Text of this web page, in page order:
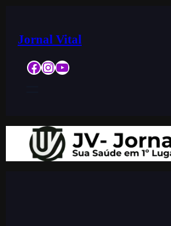
Jornal Vital
Facebook InstagramYouTube